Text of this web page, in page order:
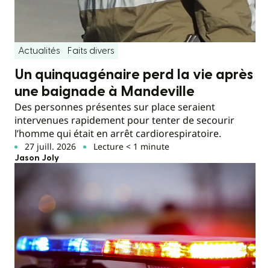
Actualités Faits divers
Un quinquagénaire perd la vie après
une baignade à Mandeville
Des personnes présentes sur place seraient
intervenues rapidement pour tenter de secourir
l’homme qui était en arrêt cardiorespiratoire.
27 juill. 2026 Lecture < 1 minute
Jason Joly